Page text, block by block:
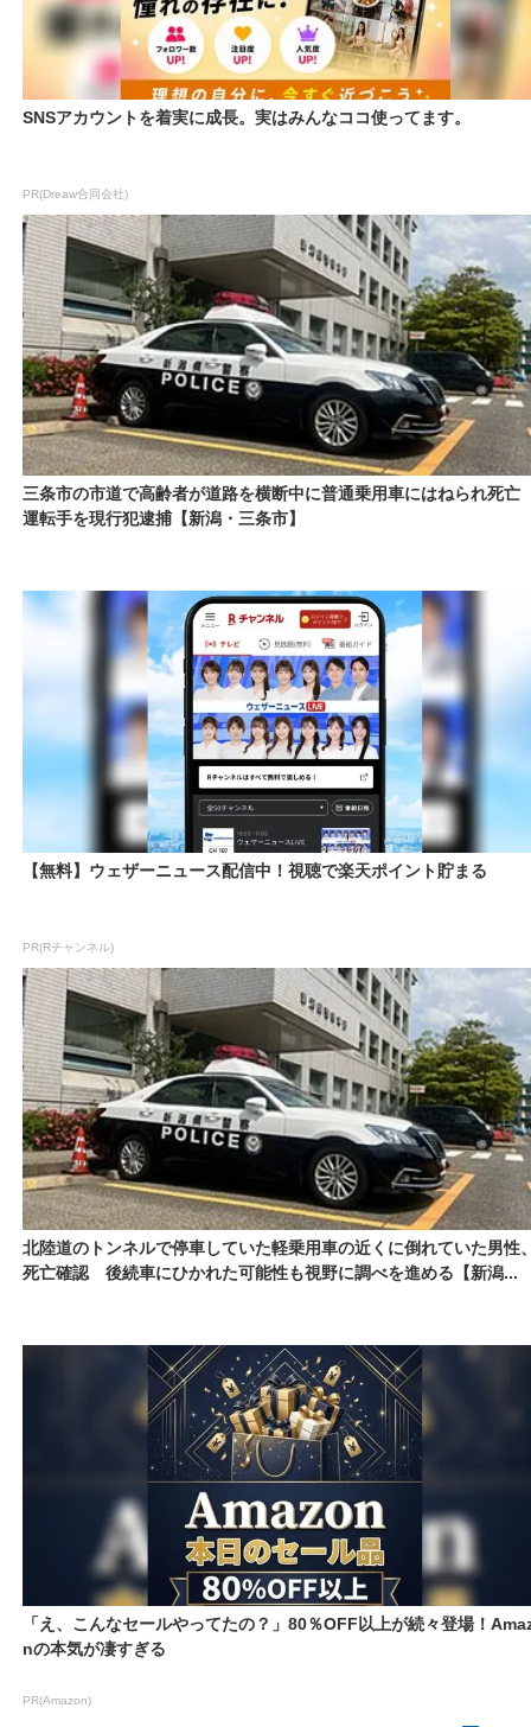
SNSアカウントを着実に成長。実はみんなココ使ってます。
PR(Dreaw合同会社)
三条市の市道で高齢者が道路を横断中に普通乗用車にはねられ死
運転手を現行犯逮捕【新潟・三条市】
【無料】ウェザーニュース配信中！視聴で楽天ポイント貯まる
PR(Rチャンネル)
北陸道のトンネルで停車していた軽乗用車の近くに倒れていた男性
死亡確認 後続車にひかれた可能性も視野に調べを進める【新潟...
「え、こんなセールやってたの？」80％OFF以上が続々登場！
nの本気が凄すぎる
PR(Amazon)